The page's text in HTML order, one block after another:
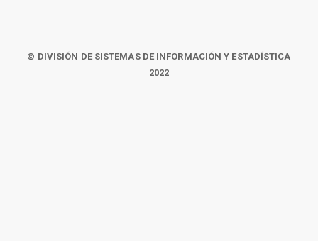
© DIVISIÓN DE SISTEMAS DE INFORMACIÓN Y ESTADÍSTICA
2022